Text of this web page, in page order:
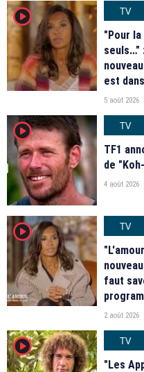
player2
TV
"Pour
seuls…"
est
5 août 2026
player2
TV
TF1
de
4 août 2026
player2
TV
faut
2 août 2026
player2
TV
"Les